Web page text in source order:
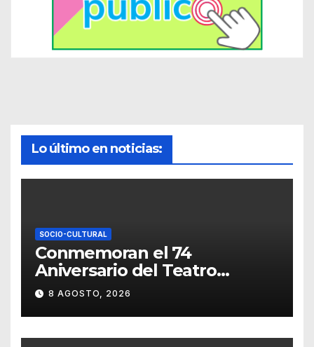
Lo último en noticias:
SOCIO-CULTURAL
Conmemoran el 74
Aniversario del Teatro
Universitario con una
representación del
“Retablillo jovial”
8 AGOSTO, 2026